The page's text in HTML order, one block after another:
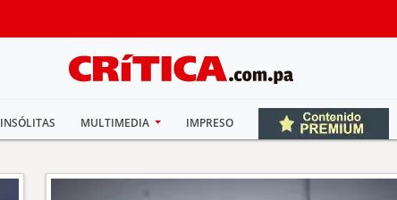
INSÓLITAS MULTIMEDIA IMPRESO